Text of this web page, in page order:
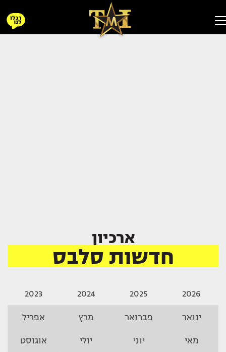
ארכיון
חדשות סלבס
2026
2025
2024
2023
ינואר פברואר מרץ אפריל
מאי יוני יולי אוגוסט